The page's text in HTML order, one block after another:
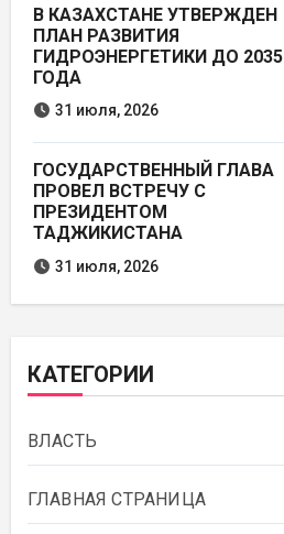
В КАЗАХСТАНЕ УТВЕРЖДЕН
ПЛАН РАЗВИТИЯ
ГИДРОЭНЕРГЕТИКИ ДО 2035
ГОДА
31 июля, 2026
ГОСУДАРСТВЕННЫЙ ГЛАВА
ПРОВЕЛ ВСТРЕЧУ С
ПРЕЗИДЕНТОМ
ТАДЖИКИСТАНА
31 июля, 2026
КАТЕГОРИИ
ВЛАСТЬ
ГЛАВНАЯ СТРАНИЦА